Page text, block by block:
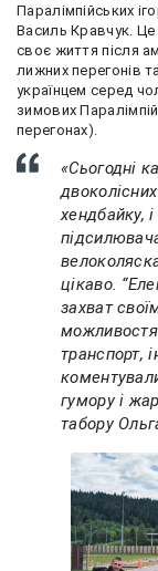
Паралімпійських
Василь Кравчук. Це
своє життя після
лижних перегонів
українцем серед
зимових
перегонах).
«Сьогодні
хендбайку,
цікаво.
захват
транспорт,
гумору і
табору